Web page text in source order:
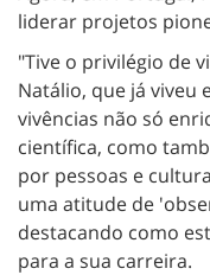
liderar projetos
"Tive o privilégio de
Natálio, que já viveu
vivências não só
científica, como
por pessoas e
uma atitude de
destacando como
para a sua carreira.